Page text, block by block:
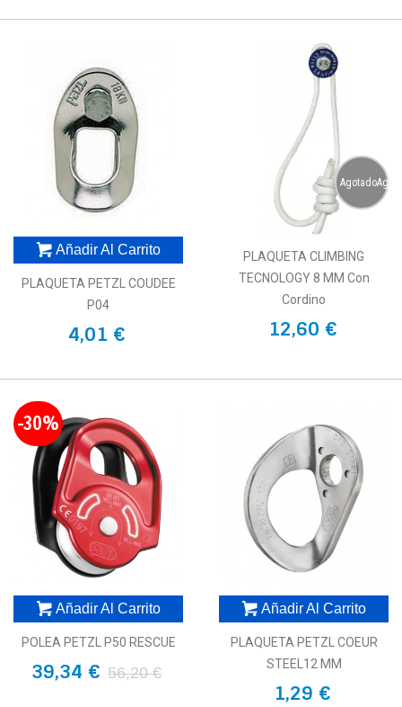
Añadir Al Carrito
PLAQUETA PETZL COUDEE
P04
4,01 €
PLAQUETA CLIMBING
TECNOLOGY 8 MM Con
Cordino
12,60 €
-30%
Añadir Al Carrito
POLEA PETZL P50 RESCUE
39,34 € 56,20 €
Añadir Al Carrito
PLAQUETA PETZL COEUR
STEEL12 MM
1,29 €